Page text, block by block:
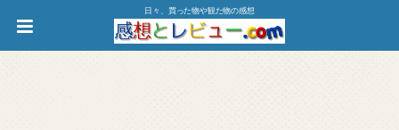
日々、買った物や観た物の感想